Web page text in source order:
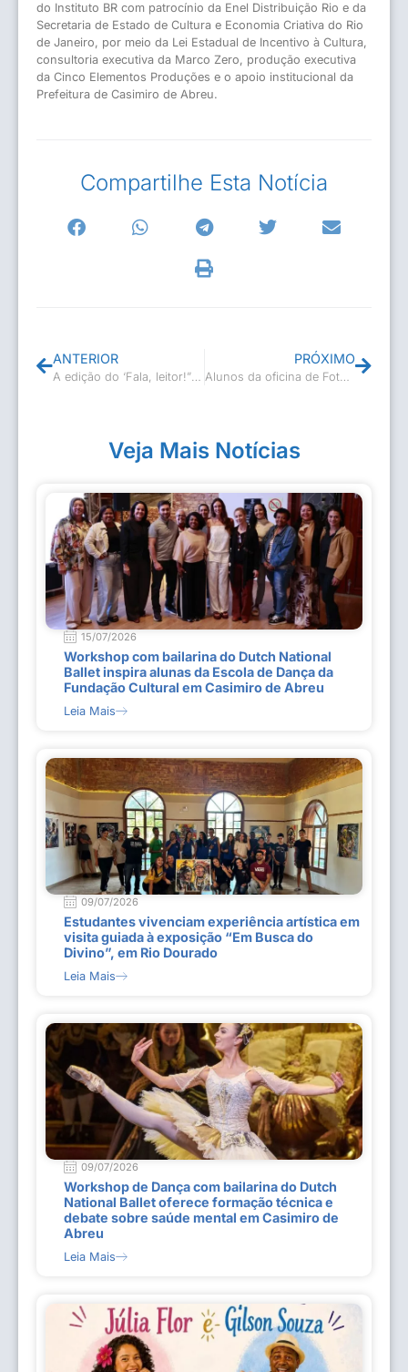
do Instituto BR com patrocínio da Enel Distribuição Rio e da
Secretaria de Estado de Cultura e Economia Criativa do Rio
de Janeiro, por meio da Lei Estadual de Incentivo à Cultura,
consultoria executiva da Marco Zero, produção executiva
da Cinco Elementos Produções e o apoio institucional da
Prefeitura de Casimiro de Abreu.
Compartilhe Esta Notícia
ANTERIOR
A edição do ‘Fala, leitor!” do mês, foi um sucesso
PRÓXIMO
Alunos da oficina de Fotografia e edição de vídeo participaram de palestra sobre a Lei Aldir Blanc
Veja Mais Notícias
15/07/2026
Workshop com bailarina do Dutch National
Ballet inspira alunas da Escola de Dança da
Fundação Cultural em Casimiro de Abreu
Leia Mais
09/07/2026
Estudantes vivenciam experiência artística em
visita guiada à exposição “Em Busca do
Divino”, em Rio Dourado
Leia Mais
09/07/2026
Workshop de Dança com bailarina do Dutch
National Ballet oferece formação técnica e
debate sobre saúde mental em Casimiro de
Abreu
Leia Mais